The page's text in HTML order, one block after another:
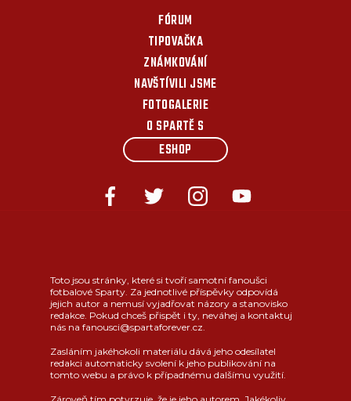
FÓRUM
TIPOVAČKA
ZNÁMKOVÁNÍ
NAVŠTÍVILI JSME
FOTOGALERIE
O SPARTĚ S
ESHOP
Toto jsou stránky, které si tvoří samotní fanoušci
fotbalové Sparty. Za jednotlivé příspěvky odpovídá
jejich autor a nemusí vyjadřovat názory a stanovisko
redakce. Pokud chceš přispět i ty, neváhej a kontaktuj
nás na fanousci@spartaforever.cz.
Zasláním jakéhokoli materiálu dává jeho odesílatel
redakci automaticky svolení k jeho publikování na
tomto webu a právo k případnému dalšímu využití.